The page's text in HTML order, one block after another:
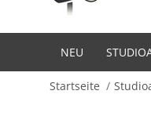
NEU
Startseite